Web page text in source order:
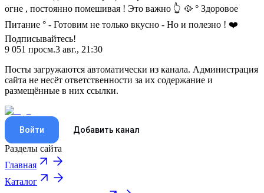
огне , постоянно помешивая ! Это важно 👆 🥘 ° Здоровое
Питание ° - Готовим не только вкусно - Но и полезно ! ❤️
Подписывайтесь!
9 051 просм.3 авг., 21:30
Посты загружаются автоматически из канала. Администрация
сайта не несёт ответственности за их содержание и
размещённые в них ссылки.
Войти Добавить канал
Разделы сайта
Главная
Каталог